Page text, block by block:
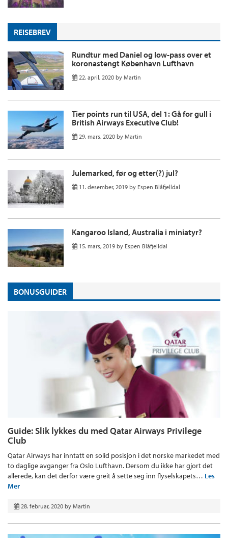
REISEBREV
Rundtur med Daniel og low-pass over et
koronastengt København Lufthavn
22. april, 2020 by Martin
Tier points run til USA, del 1: Gå for gull i
British Airways Executive Club!
29. mars, 2020 by Martin
Julemarked, før og etter(?) jul?
11. desember, 2019 by Espen Blåfjelldal
Kangaroo Island, Australia i miniatyr?
15. mars, 2019 by Espen Blåfjelldal
BONUSGUIDER
Guide: Slik lykkes du med Qatar Airways Privilege
Club
Qatar Airways har inntatt en solid posisjon i det norske markedet med
to daglige avganger fra Oslo Lufthavn. Dersom du ikke har gjort det
allerede, kan det derfor være greit å sette seg inn flyselskapets… Les
Mer
28. februar, 2020 by Martin